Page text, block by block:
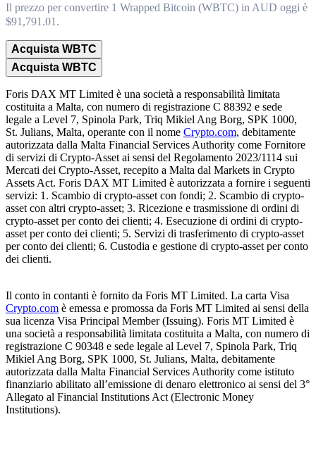
Il prezzo per convertire 1 Wrapped Bitcoin (WBTC) in AUD oggi è
$91,791.01.
Acquista WBTC
Acquista WBTC
Foris DAX MT Limited è una società a responsabilità limitata
costituita a Malta, con numero di registrazione C 88392 e sede
legale a Level 7, Spinola Park, Triq Mikiel Ang Borg, SPK 1000,
St. Julians, Malta, operante con il nome Crypto.com, debitamente
autorizzata dalla Malta Financial Services Authority come Fornitore
di servizi di Crypto-Asset ai sensi del Regolamento 2023/1114 sui
Mercati dei Crypto-Asset, recepito a Malta dal Markets in Crypto
Assets Act. Foris DAX MT Limited è autorizzata a fornire i seguenti
servizi: 1. Scambio di crypto-asset con fondi; 2. Scambio di crypto-
asset con altri crypto-asset; 3. Ricezione e trasmissione di ordini di
crypto-asset per conto dei clienti; 4. Esecuzione di ordini di crypto-
asset per conto dei clienti; 5. Servizi di trasferimento di crypto-asset
per conto dei clienti; 6. Custodia e gestione di crypto-asset per conto
dei clienti.
Il conto in contanti è fornito da Foris MT Limited. La carta Visa
Crypto.com è emessa e promossa da Foris MT Limited ai sensi della
sua licenza Visa Principal Member (Issuing). Foris MT Limited è
una società a responsabilità limitata costituita a Malta, con numero di
registrazione C 90348 e sede legale al Level 7, Spinola Park, Triq
Mikiel Ang Borg, SPK 1000, St. Julians, Malta, debitamente
autorizzata dalla Malta Financial Services Authority come istituto
finanziario abilitato all’emissione di denaro elettronico ai sensi del 3°
Allegato al Financial Institutions Act (Electronic Money
Institutions).